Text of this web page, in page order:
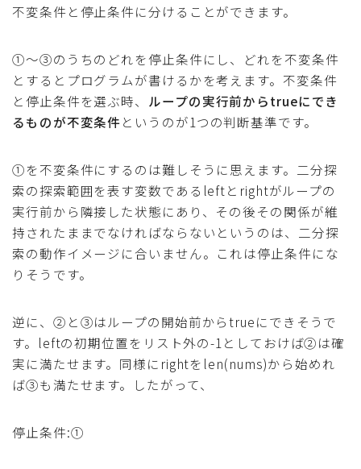
不変条件と停止条件に分けることができます。
①〜③のうちのどれを停止条件にし、どれを不変条件
とするとプログラムが書けるかを考えます。不変条件
と停止条件を選ぶ時、 ループの実行前からtrueにでき
るものが不変条件というのが1つの判断基準です。
①を不変条件にするのは難しそうに思えます。二分探
索の探索範囲を表す変数であるleftとrightがループの
実行前から隣接した状態にあり、その後その関係が維
持されたままでなければならないというのは、二分探
索の動作イメージに合いません。これは停止条件にな
りそうです。
逆に、②と③はループの開始前からtrueにできそうで
す。leftの初期位置をリスト外の-1としておけば②は確
実に満たせます。同様にrightをlen(nums)から始めれ
ば③も満たせます。したがって、
停止条件:①